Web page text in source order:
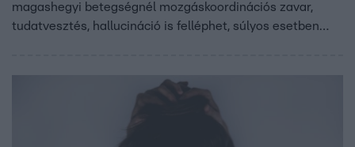
magashegyi betegségnél mozgáskoordinációs zavar,
tudatvesztés, hallucináció is felléphet, súlyos esetben